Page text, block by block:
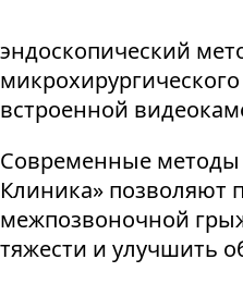
эндоскопический
встроенной
Современные
Клиника» позволяют
межпозвоночной
тяжести и улучшить